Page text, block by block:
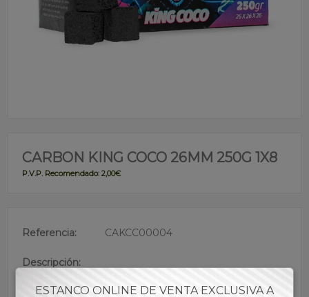
CARBON KING COCO 26MM 250G 1X8
P.V.P. Recomendado: 2,00€
Referencia: CAKCC00004
Descripción:
• Combustión lenta
ESTANCO ONLINE DE VENTA EXCLUSIVA A